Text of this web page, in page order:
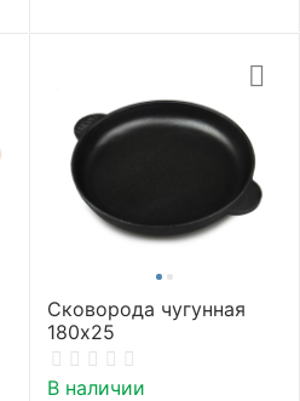
Сковорода чугунная
180х25
В наличии